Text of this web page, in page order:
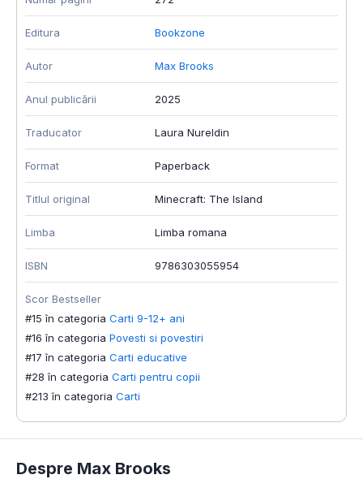
Editura Bookzone
Autor Max Brooks
Anul publicării 2025
Traducator Laura Nureldin
Format Paperback
Titlul original Minecraft: The Island
Limba Limba romana
ISBN 9786303055954
Scor Bestseller
#15 în categoria Carti 9-12+ ani
#16 în categoria Povesti si povestiri
#17 în categoria Carti educative
#28 în categoria Carti pentru copii
#213 în categoria Carti
Despre Max Brooks